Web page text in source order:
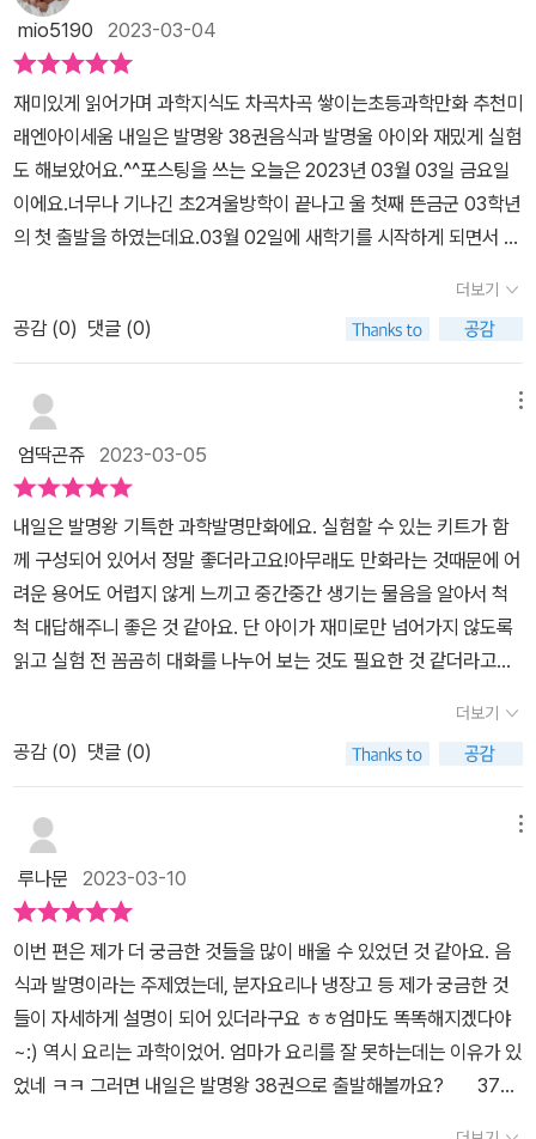
니다.배울 점도, 생각하게 만드는 점도너무나 많은 과학발명만화네버
엔딩.. 안끝나면 좋겠네요..ㅎㅎ
mio5190 2023-03-04
재미있게 읽어가며 과학지식도 차곡차곡 쌓이는초등과학만화 추천미
래엔아이세움 내일은 발명왕 38권음식과 발명울 아이와 재밌게 실험
도 해보았어요.^^포스팅을 쓰는 오늘은 2023년 03월 03일 금요일
이에요.너무나 기나긴 초2겨울방학이 끝나고 울 첫째 뜬금군 03학년
의 첫 출발을 하였는데요.03월 02일에 새학기를 시작하게 되면서 마
군요.ㅎ이제는 저학년에서 중학년이 된다는 생각에 엄마는 걱정이 참
많았던 초2겨울방학이었던 것 같은데요.그래도 울 뜬금군 집에서 엄
마표로 선행학습도 꾸준히 진행했고요.책도 두루두루 다양하게 읽고
독서록도 작성하며 보냈는데...​이번 포스팅에서는 울 아이가 재미있
게 읽어보았던 과학학습만화에 대해서 기록해보려고 해요.​바로..미래
엔아이세움에서 출간된 어린이과학만화내일은 발명왕 38권 음식과
발명이 그 주인공으로요.이렇게 효모의 발효과정을 이용한 부풀어 오
르는 풍선 실험까지 할 수 있어서 더 유익했었던 시간이었어요.​움짤
로 만나보는 <내일은 발명왕 38권 음식과 발명>의 모습이에요.내일
은 발명왕 시리즈는 알고 있었지만 제대로 읽어본 것이 이번이 처음
이었는데요.벌써 38권까지 출간되어 있는 책인지라, 아이가 잘 이해
하지 못하면 어쩌나 싶었는데 책의 앞부분에는 주인공 소개도 잘 되
어 있고요.이야기에 잘 빠져들 수 있어서 아이는 물론 엄마도 재밌게
읽을 수 있었어요.이 책의 주요 줄거리는 음식을 주제로 세계 발명 올
결의 주제는?제2화: 우당탕탕 빵 굽기제3화: 달콤한 머랭 만들기제4
화: 달걀을 잘 삶는 방법​제5화: 미래에는 어떤 음식이 있을까?제6화:
중국 티뫄 한국 C팀의 운명으로 이뤄져 있고요.이러한 이야기를 통하
여 우리가 일상에서 편리하게 사용하고 있는 병조림과 통조림, 냉장
고며 이온음료 등.. 기발한 아이디어가 엿보이는 발명품들이 생겨난
이야기도 이 책에서 만나볼 수 있었고요.발효며 진공 포장, 냉매, 전해
질 같은 교과서 속 과학 이론도 학습만화를 통하여 자연스럽게 접할
수 있어서 넘 반가웠어요.​울 뜬금군과 함께 내일은발명왕 시리즈에
더보기
공감 (0) 댓글 (0)
엄딱곤쥬 2023-03-05
​내일은 발명왕 기특한 과학발명만화에요. 실험할 수 있는 키트가 함
께 구성되어 있어서 정말 좋더라고요!아무래도 만화라는 것때문에 어
려운 용어도 어렵지 않게 느끼고 중간중간 생기는 물음을 알아서 척
척 대답해주니 좋은 것 같아요. 단 아이가 재미로만 넘어가지 않도록
읽고 실험 전 꼼곰히 대화를 나누어 보는 것도 필요한 것 같더라고요.
못하는 경우가 있더라고요!​그래서 책을 읽고 아이와 이야기도 나누
고, 실험전에는 등장하는 용어의 정의도 내려보면서 먼저 확인하는
시간을 가졌어요. 얼른 하고 싶어하는 마음이 보여서 길게는 안했지
만요 ^^ 그래도 실험 후에 대화를 나누어보니 확실히 먼저 공부하길
해서 발생하는 기체로 풍선을 부풀리는 실험이에요! 이스트와 설탕을
이용해 발료를 일으키는 실험이라 특별히 위험하지 않지만 정확한 실
험 결과를 위해서 물의 온도를 맞춰주고 가루의 녹은정도를 확인하는
등 엄마가 곁에서 같이 해주면 훨씬 좋더라고요. 이스트 설탕을 넣고
약통에 부워서 흔들었어요. 그리고 풍선을 끼웠는데 처음부터 조금
부풀긴 하더라고요! ​와, 15분 정도 지나니까 확실히 많이 부풀었죠?
ㅎㅎ 둘째가 감기걸린다며 옷도 입혀주고 친구처럼 보살펴줬더니 금
새 살을 찌웠어요. 만 3세도 가능한 실험 ㅎㅎ 큰애는 옆에서 음 발효
더보기
공감 (0) 댓글 (0)
루나문 2023-03-10
이번 편은 제가 더 궁금한 것들을 많이 배울 수 있었던 것 같아요. 음
식과 발명이라는 주제였는데, 분자요리나 냉장고 등 제가 궁금한 것
들이 자세하게 설명이 되어 있더라구요 ㅎㅎ엄마도 똑똑해지겠다야
~:) 역시 요리는 과학이었어. 엄마가 요리를 잘 못하는데는 이유가 있
었네 ㅋㅋ 그러면 내일은 발명왕 38권으로 출발해볼까요? 37권